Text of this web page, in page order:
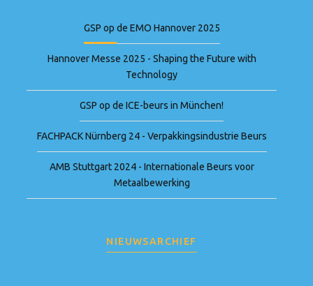
GSP op de EMO Hannover 2025
Hannover Messe 2025 - Shaping the Future with
Technology
GSP op de ICE-beurs in München!
FACHPACK Nürnberg 24 - Verpakkingsindustrie Beurs
AMB Stuttgart 2024 - Internationale Beurs voor
Metaalbewerking
NIEUWSARCHIEF